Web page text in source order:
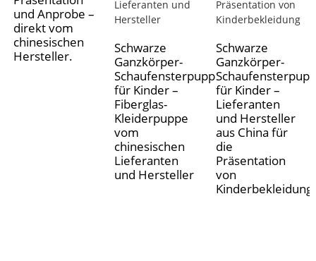
und Anprobe –
direkt vom
chinesischen
Hersteller.
Schwarze
Ganzkörper-
Schaufensterpuppe
für Kinder –
Fiberglas-
Kleiderpuppe
vom
chinesischen
Lieferanten
und Hersteller
Schwarze
Ganzkörper-
für Kinder –
Lieferanten
und Hersteller
aus China für
die
Präsentation
von
Kinderbekleidung